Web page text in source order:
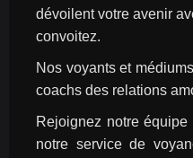
dévoilent votre avenir
convoitez.
Nos voyants et
coachs des relations
Rejoignez notre
notre service de